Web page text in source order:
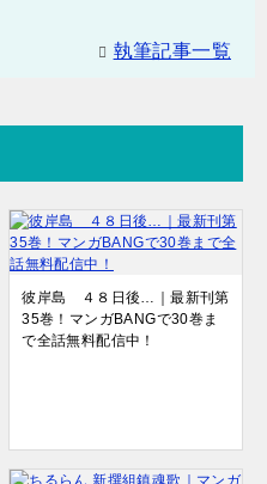
執筆記事一覧
彼岸島 ４８日後…｜最新刊第
35巻！マンガBANGで30巻ま
で全話無料配信中！